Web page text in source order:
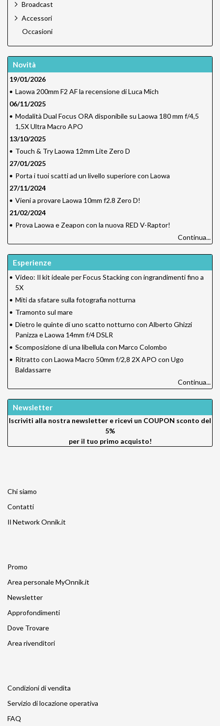
Broadcast
Accessori
Occasioni
Novità
19/01/2026
• Laowa 200mm F2 AF la recensione di Luca Mich
06/11/2025
• Modalità Dual Focus ORA disponibile su Laowa 180 mm f/4,5
1,5X Ultra Macro APO
13/10/2025
• Touch & Try Laowa 12mm Lite Zero D
27/01/2025
• Porta i tuoi scatti ad un livello superiore con Laowa
27/11/2024
• Vieni a provare Laowa 10mm f2.8 Zero D!
21/02/2024
• Prova Laowa e Zeapon con la nuova RED V-Raptor!
Continua...
Esperienze
• Video: Il kit ideale per Focus Stacking con ingrandimenti fino a
5X
• Miti da sfatare sulla fotografia notturna
• Tramonto sul mare
• Dietro le quinte di uno scatto notturno con Alberto Ghizzi
Panizza e Laowa 14mm f/4 DSLR
• Scomposizione di una libellula con Marco Colombo
• Ritratto con Laowa Macro 50mm f/2,8 2X APO con Ugo
Baldassarre
Continua...
Newsletter
Iscriviti alla nostra newsletter e ricevi un COUPON sconto del
5%
per il tuo primo acquisto!
Chi siamo
Contatti
Il Network Onnik.it
Promo
Area personale MyOnnik.it
Newsletter
Approfondimenti
Dove Trovare
Area rivenditori
Condizioni di vendita
Servizio di locazione operativa
FAQ